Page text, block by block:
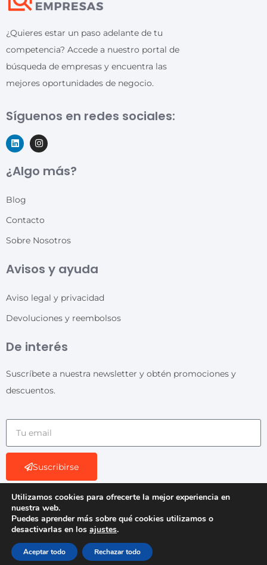
¿Quieres estar un paso adelante de tu
competencia? Accede a nuestro portal de
búsqueda de empresas y encuentra las
mejores oportunidades de negocio.
Síguenos en redes sociales:
¿Algo más?
Blog
Contacto
Sobre Nosotros
Avisos y ayuda
Aviso legal y privacidad
Devoluciones y reembolsos
De interés
Suscríbete a nuestra newsletter y obtén promociones y
descuentos.
Suscribirse
© 2026 - Todos los derechos reservados. Diseño:
B2Bactiva.comy Alfonso Puig
Utilizamos cookies para ofrecerte la mejor experiencia en
nuestra web.
Puedes aprender más sobre qué cookies utilizamos o
desactivarlas en los ajustes.
Aceptar todo Rechazar todo